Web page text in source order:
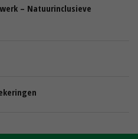
– Natuurinclusieve